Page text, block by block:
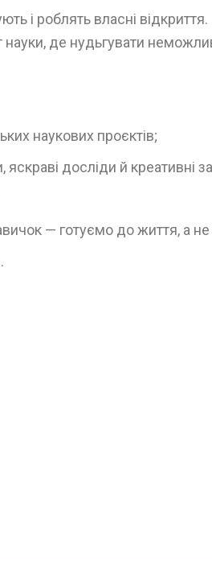
і роблять власні відкриття.
де нудьгувати
наукових проєктів;
досліди й креативні
— готуємо до життя, а